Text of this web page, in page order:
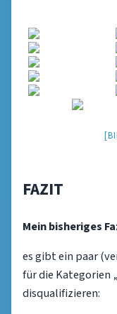
FAZIT
Mein bisheriges
es gibt ein paar
für die Kategorien
disqualifizieren: